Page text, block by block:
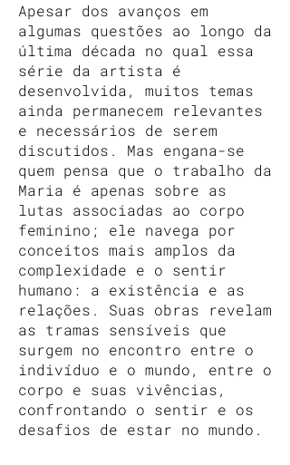
Apesar dos avanços em
algumas questões ao longo da
última década no qual essa
série da artista é
desenvolvida, muitos temas
ainda permanecem relevantes
e necessários de serem
discutidos. Mas engana-se
quem pensa que o trabalho da
Maria é apenas sobre as
lutas associadas ao corpo
feminino; ele navega por
conceitos mais amplos da
complexidade e o sentir
humano: a existência e as
relações. Suas obras revelam
as tramas sensíveis que
surgem no encontro entre o
indivíduo e o mundo, entre o
corpo e suas vivências,
confrontando o sentir e os
desafios de estar no mundo.